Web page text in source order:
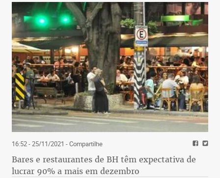
16:52 - 25/11/2021 - Compartilhe
Bares e restaurantes de BH têm expectativa de
lucrar 90% a mais em dezembro